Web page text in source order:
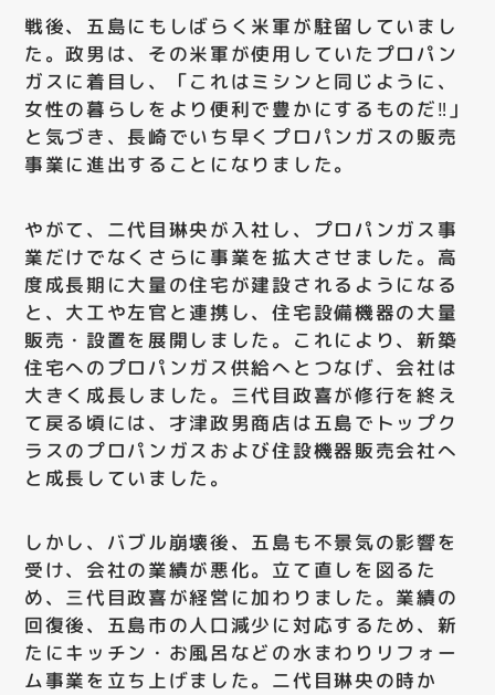
戦後、五島にもしばらく米軍が駐留していまし
た。政男は、その米軍が使用していたプロパン
ガスに着目し、「これはミシンと同じように、
女性の暮らしをより便利で豊かにするものだ‼」
と気づき、長崎でいち早くプロパンガスの販売
事業に進出することになりました。
やがて、二代目琳央が入社し、プロパンガス事
業だけでなくさらに事業を拡大させました。高
度成長期に大量の住宅が建設されるようになる
と、大工や左官と連携し、住宅設備機器の大量
販売・設置を展開しました。これにより、新築
住宅へのプロパンガス供給へとつなげ、会社は
大きく成長しました。三代目政喜が修行を終え
て戻る頃には、才津政男商店は五島でトップク
ラスのプロパンガスおよび住設機器販売会社へ
と成長していました。
しかし、バブル崩壊後、五島も不景気の影響を
受け、会社の業績が悪化。立て直しを図るた
め、三代目政喜が経営に加わりました。業績の
回復後、五島市の人口減少に対応するため、新
たにキッチン・お風呂などの水まわりリフォー
ム事業を立ち上げました。二代目琳央の時か